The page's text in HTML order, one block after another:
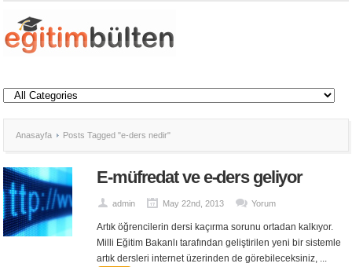
Anasayfa Posts Tagged "e-ders nedir"
E-müfredat ve e-ders geliyor
admin May 22nd, 2013 Yorum
Artık öğrencilerin dersi kaçırma sorunu ortadan kalkıyor.
Milli Eğitim Bakanlı tarafından geliştirilen yeni bir sistemle
artık dersleri internet üzerinden de görebileceksiniz, ...